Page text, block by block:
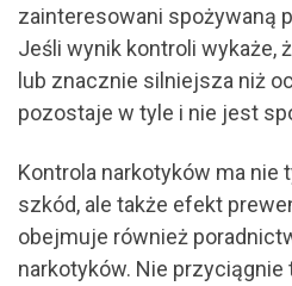
zainteresowani spożywaną
Jeśli wynik kontroli wykaże,
lub znacznie silniejsza niż
pozostaje w tyle i nie jest
Kontrola narkotyków ma nie
szkód, ale także efekt
obejmuje również
narkotyków. Nie przyciągnie